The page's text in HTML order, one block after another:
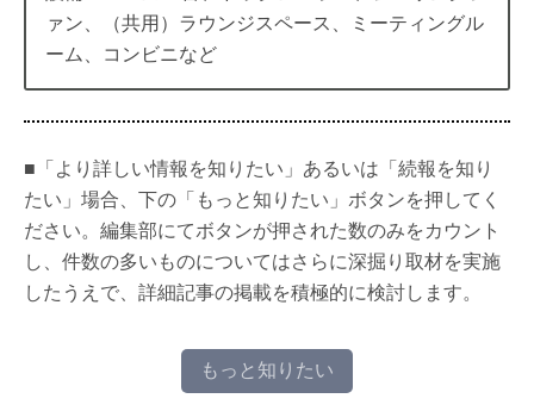
ァン、（共用）ラウンジスペース、ミーティングル
ーム、コンビニなど
■「より詳しい情報を知りたい」あるいは「続報を知り
たい」場合、下の「もっと知りたい」ボタンを押してく
ださい。編集部にてボタンが押された数のみをカウント
し、件数の多いものについてはさらに深掘り取材を実施
したうえで、詳細記事の掲載を積極的に検討します。
もっと知りたい